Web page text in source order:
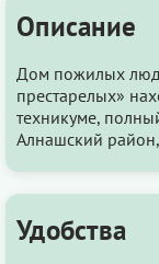
Описание
Дом пожилых
престарелых»
техникуме,
Алнашский
Удобства